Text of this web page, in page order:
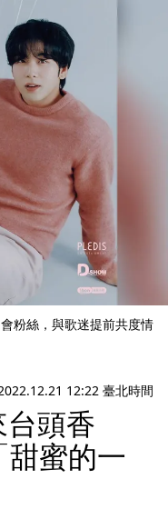
粉絲，與歌迷提前共度情
12:22 臺北時間
台頭香
蜜的一